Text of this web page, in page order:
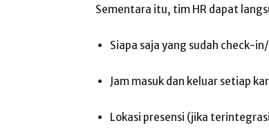
Sementara itu, tim HR dapat
Siapa saja yang sudah check-
Jam masuk dan keluar setiap
Lokasi presensi (jika